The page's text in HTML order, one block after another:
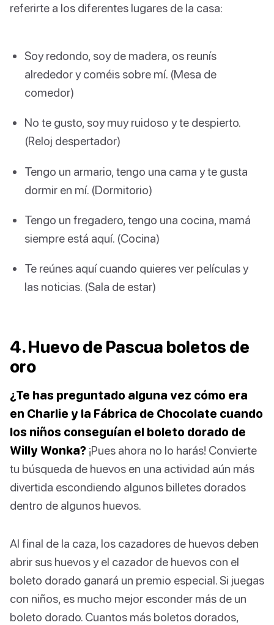
referirte a los diferentes lugares de la casa:
Soy redondo, soy de madera, os reunís
alrededor y coméis sobre mí. (Mesa de
comedor)
No te gusto, soy muy ruidoso y te despierto.
(Reloj despertador)
Tengo un armario, tengo una cama y te gusta
dormir en mí. (Dormitorio)
Tengo un fregadero, tengo una cocina, mamá
siempre está aquí. (Cocina)
Te reúnes aquí cuando quieres ver películas y
las noticias. (Sala de estar)
4. Huevo de Pascua boletos de
oro
¿Te has preguntado alguna vez cómo era
en Charlie y la Fábrica de Chocolate cuando
los niños conseguían el boleto dorado de
Willy Wonka? ¡Pues ahora no lo harás! Convierte
tu búsqueda de huevos en una actividad aún más
divertida escondiendo algunos billetes dorados
dentro de algunos huevos.
Al final de la caza, los cazadores de huevos deben
abrir sus huevos y el cazador de huevos con el
boleto dorado ganará un premio especial. Si juegas
con niños, es mucho mejor esconder más de un
boleto dorado. Cuantos más boletos dorados,